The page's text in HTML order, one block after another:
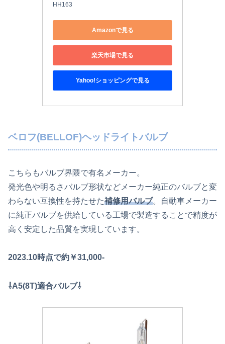
HH163
Amazonで見る
楽天市場で見る
Yahoo!ショッピングで見る
ベロフ(BELLOF)ヘッドライトバルブ
こちらもバルブ界隈で有名メーカー。
発光色や明るさバルブ形状などメーカー純正のバルブと変
わらない互換性を持たせた補修用バルブ。自動車メーカー
に純正バルブを供給している工場で製造することで精度が
高く安定した品質を実現しています。
2023.10時点で約￥31,000-
⇩A5(8T)適合バルブ⇩